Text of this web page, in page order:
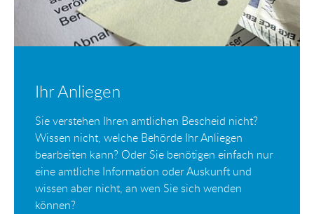
Ihr Anliegen
Sie verstehen Ihren amtlichen Bescheid nicht?
Wissen nicht, welche Behörde Ihr Anliegen
bearbeiten kann? Oder Sie benötigen einfach nur
eine amtliche Information oder Auskunft und
wissen aber nicht, an wen Sie sich wenden
können?